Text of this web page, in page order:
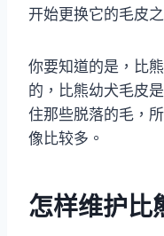
开始更换它的毛皮
你要知道的是，比
的，比熊幼犬毛皮
住那些脱落的毛，
像比较多。
怎样维护比